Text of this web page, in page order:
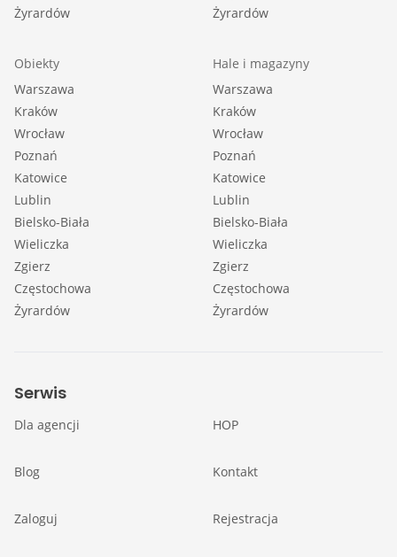
Żyrardów
Żyrardów
Obiekty
Warszawa
Kraków
Wrocław
Poznań
Katowice
Lublin
Bielsko-Biała
Wieliczka
Zgierz
Częstochowa
Żyrardów
Hale i magazyny
Warszawa
Kraków
Wrocław
Poznań
Katowice
Lublin
Bielsko-Biała
Wieliczka
Zgierz
Częstochowa
Żyrardów
Serwis
Dla agencji HOP
Blog Kontakt
Zaloguj Rejestracja